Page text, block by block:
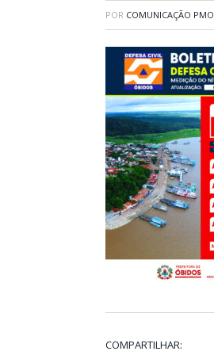
POR COMUNICAÇÃO PMO
COMPARTILHAR: